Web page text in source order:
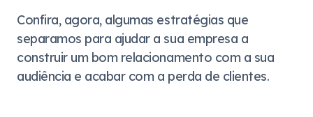
Confira, agora, algumas estratégias que
separamos para ajudar a sua empresa a
construir um bom relacionamento com a sua
audiência e acabar com a perda de clientes.